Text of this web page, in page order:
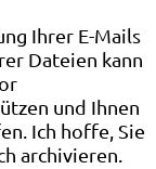
Ihrer E-Mails
Dateien kann
und Ihnen
Ich hoffe, Sie
archivieren.